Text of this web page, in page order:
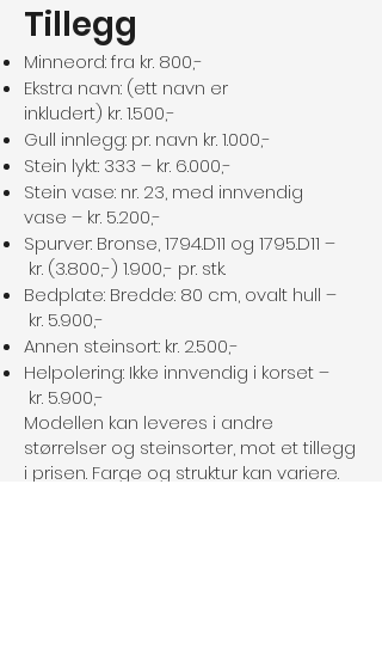
Tillegg
Minneord: fra kr. 800,-
Ekstra navn: (ett navn er
inkludert) kr. 1.500,-
Gull innlegg: pr. navn kr. 1.000,-
Stein lykt: 333 – kr. 6.000,-
Stein vase: nr. 23, med innvendig
vase – kr. 5.200,-
Spurver: Bronse, 1794.D11 og 1795.D11 –
kr. (3.800,-) 1.900,- pr. stk.
Bedplate: Bredde: 80 cm, ovalt hull –
kr. 5.900,-
Annen steinsort: kr. 2.500,-
Helpolering: Ikke innvendig i korset –
kr. 5.900,-
Modellen kan leveres i andre
størrelser og steinsorter, mot et tillegg
i prisen. Farge og struktur kan variere.